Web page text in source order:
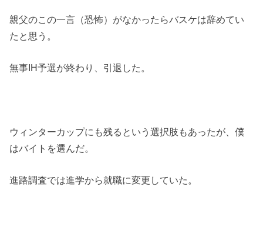
親父のこの一言（恐怖）がなかったらバスケは辞めてい
たと思う。
無事IH予選が終わり、引退した。
ウィンターカップにも残るという選択肢もあったが、僕
はバイトを選んだ。
進路調査では進学から就職に変更していた。